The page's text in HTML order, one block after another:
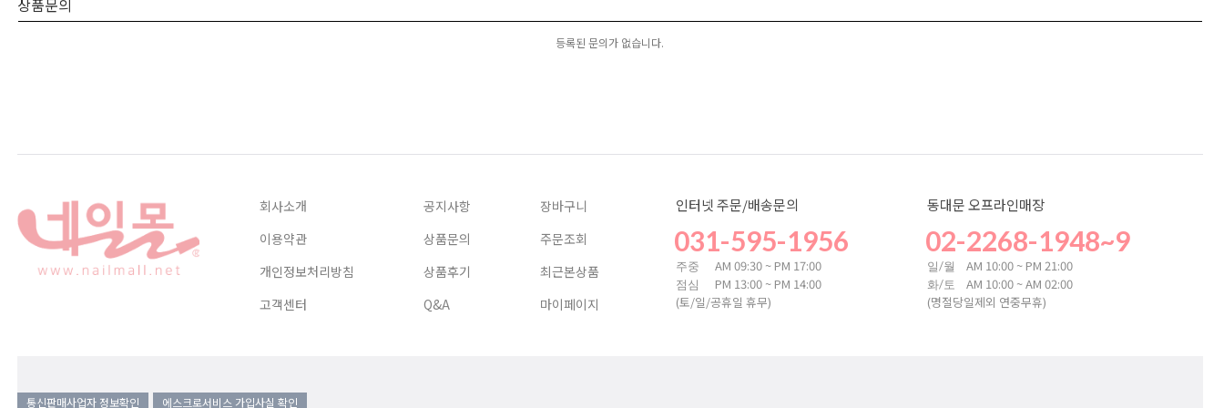
상품문의
등록된 문의가 없습니다.
회사소개
이용약관
개인정보처리방침
고객센터
공지사항
상품문의
상품후기
Q&A
장바구니
주문조회
최근본상품
마이페이지
인터넷 주문/배송문의
031-595-1956
주중 AM 09:30 ~ PM 17:00
점심
PM 13:00 ~ PM 14:00
(토/일/공휴일 휴무)
동대문 오프라인매장
02-2268-1948~9
일/월 AM 10:00 ~ PM 21:00
화/토
AM 10:00 ~ AM 02:00
(명절당일제외 연중무휴)
통신판매사업자 정보확인 에스크로서비스 가입사실 확인